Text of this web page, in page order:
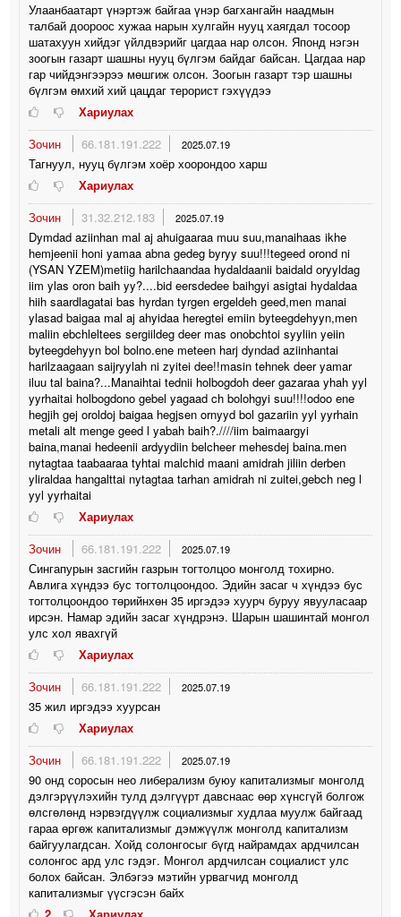
Улаанбаатарт үнэртэж байгаа үнэр багхангайн наадмын
талбай доороос хужаа нарын хулгайн нууц хаягдал тосоор
шатахуун хийдэг үйлдвэрийг цагдаа нар олсон. Японд нэгэн
зоогын газарт шашны нууц бүлгэм байдаг байсан. Цагдаа нар
гар чийдэнгээрээ мөшгиж олсон. Зоогын газарт тэр шашны
бүлгэм өмхий хий цацдаг терорист гэхүүдээ
Хариулах
Зочин
66.181.191.222 2025.07.19
Тагнуул, нууц бүлгэм хоёр хоорондоо харш
Хариулах
Зочин
31.32.212.183 2025.07.19
Dymdad aziinhan mal aj ahuigaaraa muu suu,manaihaas ikhe
hemjeenii honi yamaa abna gedeg byryy suu!!!tegeed orond ni
(YSAN YZEM)metiig harilchaandaa hydaldaanii baidald oryyldag
iim ylas oron baih yy?....bid eersdedee baihgyi asigtai hydaldaa
hiih saardlagatai bas hyrdan tyrgen ergeldeh geed,men manai
ylasad baigaa mal aj ahyidaa heregtei emiin byteegdehyyn,men
maliin ebchleltees sergiildeg deer mas onobchtoi syyliin yeiin
byteegdehyyn bol bolno.ene meteen harj dyndad aziinhantai
harilzaagaan saijryylah ni zyitei dee!!masin tehnek deer yamar
iluu tal baina?...Manaihtai tednii holbogdoh deer gazaraa yhah yyl
yyrhaitai holbogdono gebel yagaad ch bolohgyi suu!!!!odoo ene
hegjih gej oroldoj baigaa hegjsen ornyyd bol gazariin yyl yyrhain
metali alt menge geed l yabah baih?.////iim baimaargyi
baina,manai hedeenii ardyydiin belcheer mehesdej baina.men
nytagtaa taabaaraa tyhtai malchid maani amidrah jiliin derben
yliraldaa hangalttai nytagtaa tarhan amidrah ni zuitei,gebch neg l
yyl yyrhaitai
Хариулах
Зочин
66.181.191.222 2025.07.19
Сингапурын засгийн газрын тогтолцоо монголд тохирно.
Авлига хүндээ бус тогтолцоондоо. Эдийн засаг ч хүндээ бус
тогтолцоондоо төрийнхөн 35 иргэдээ хуурч буруу явууласаар
ирсэн. Намар эдийн засаг хүндрэнэ. Шарын шашинтай монгол
улс хол явахгүй
Хариулах
Зочин
66.181.191.222 2025.07.19
35 жил иргэдээ хуурсан
Хариулах
Зочин
66.181.191.222 2025.07.19
90 онд соросын нео либерализм буюу капитализмыг монголд
дэлгэрүүлэхийн тулд дэлгүүрт давснаас өөр хүнсгүй болгож
өлсгөлөнд нэрвэгдүүлж социализмыг худлаа муулж байгаад
гараа өргөж капитализмыг дэмжүүлж монголд капитализм
байгуулагдсан. Хойд солонгосыг бүгд найрамдах ардчилсан
солонгос ард улс гэдэг. Монгол ардчилсан социалист улс
болох байсан. Элбэгээ мэтийн урвагчид монголд
капитализмыг үүсгэсэн байх